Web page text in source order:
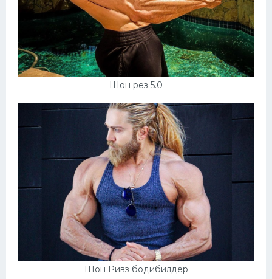
Шон рез 5.0
Шон Ривз бодибилдер